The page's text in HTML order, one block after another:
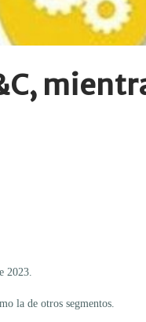
2023.
la de otros segmentos.